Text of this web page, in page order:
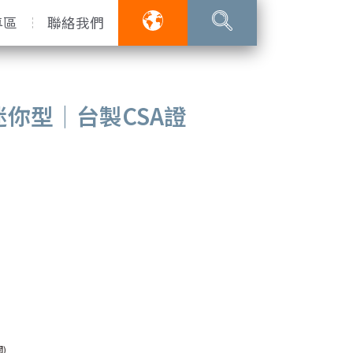
聯絡我們
型｜台製CSA證
)